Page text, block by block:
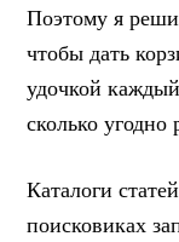
Поэтому я
чтобы дать
удочкой
сколько
Каталоги
поисковиках